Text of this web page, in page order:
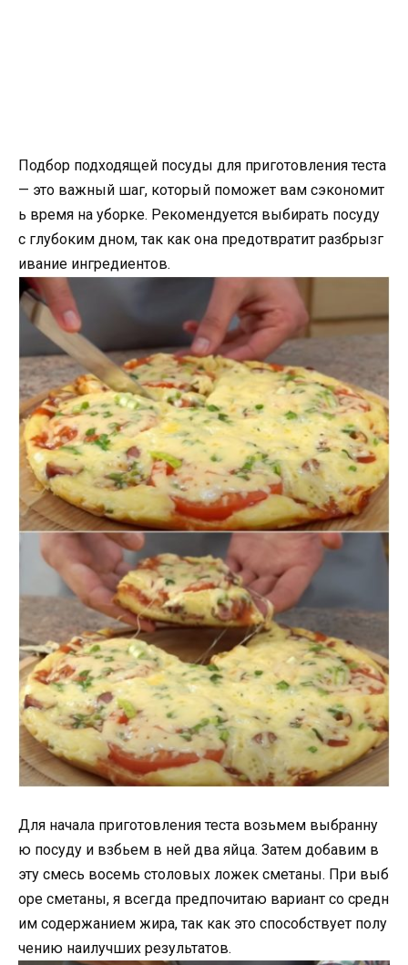
Подбор подходящей посуды для приготовления теста
— это важный шаг, который поможет вам сэкономит
ь время на уборке. Рекомендуется выбирать посуду
с глубоким дном, так как она предотвратит разбрызг
ивание ингредиентов.
Для начала приготовления теста возьмем выбранну
ю посуду и взбьем в ней два яйца. Затем добавим в
эту смесь восемь столовых ложек сметаны. При выб
оре сметаны, я всегда предпочитаю вариант со средн
им содержанием жира, так как это способствует полу
чению наилучших результатов.